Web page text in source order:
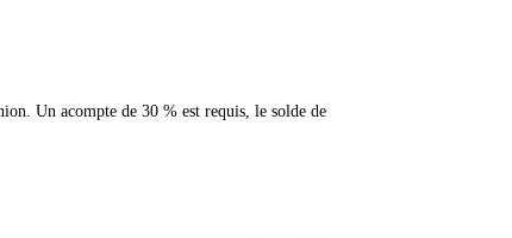
Un acompte de 30 % est requis, le solde de